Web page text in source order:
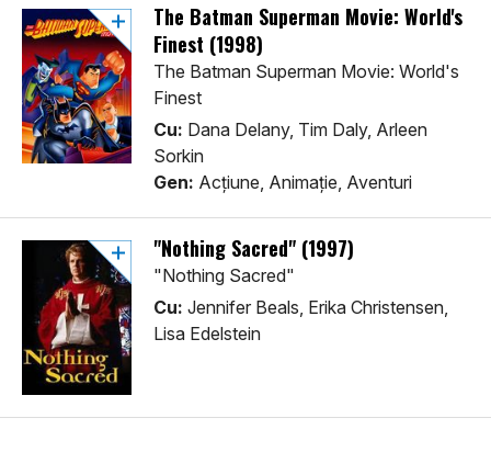
The Batman Superman Movie: World's
Finest (1998)
The Batman Superman Movie: World's
Finest
Cu: Dana Delany, Tim Daly, Arleen
Sorkin
Gen: Acţiune, Animaţie, Aventuri
"Nothing Sacred" (1997)
"Nothing Sacred"
Cu: Jennifer Beals, Erika Christensen,
Lisa Edelstein